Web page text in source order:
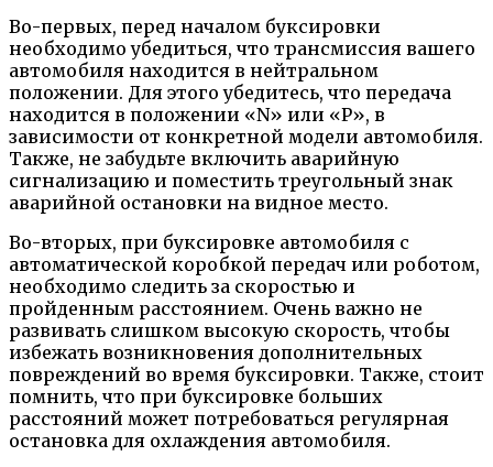
Во-первых, перед началом буксировки
необходимо убедиться, что трансмиссия вашего
автомобиля находится в нейтральном
положении. Для этого убедитесь, что передача
находится в положении «N» или «P», в
зависимости от конкретной модели автомобиля.
Также, не забудьте включить аварийную
сигнализацию и поместить треугольный знак
аварийной остановки на видное место.
Во-вторых, при буксировке автомобиля с
автоматической коробкой передач или роботом,
необходимо следить за скоростью и
пройденным расстоянием. Очень важно не
развивать слишком высокую скорость, чтобы
избежать возникновения дополнительных
повреждений во время буксировки. Также, стоит
помнить, что при буксировке больших
расстояний может потребоваться регулярная
остановка для охлаждения автомобиля.